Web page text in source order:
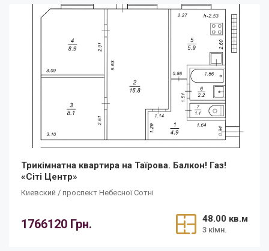
Трикімнатна квартира на Таїрова. Балкон! Газ!
«Сіті Центр»
Киевский / проспект Небесної Сотні
1766120 Грн. 48.00 кв.м
3 кімн.